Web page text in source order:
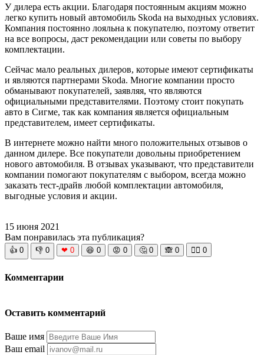
У дилера есть акции. Благодаря постоянным акциям можно
легко купить новый автомобиль Skoda на выходных условиях.
Компания постоянно лояльна к покупателю, поэтому ответит
на все вопросы, даст рекомендации или советы по выбору
комплектации.
Сейчас мало реальных дилеров, которые имеют сертификаты
и являются партнерами Skoda. Многие компании просто
обманывают покупателей, заявляя, что являются
официальными представителями. Поэтому стоит покупать
авто в Сигме, так как компания является официальным
представителем, имеет сертификаты.
В интернете можно найти много положительных отзывов о
данном дилере. Все покупатели довольны приобретением
нового автомобиля. В отзывах указывают, что представители
компании помогают покупателям с выбором, всегда можно
заказать тест-драйв любой комплектации автомобиля,
выгодные условия и акции.
15 июня 2021
Вам понравилась эта публикация?
👍 0 👎 0 ❤ 0 😆 0 😡 0 🤔 0 🙈 0 🧘‍♀️ 0
Комментарии
Оставить комментарий
Ваше имя
Ваш email